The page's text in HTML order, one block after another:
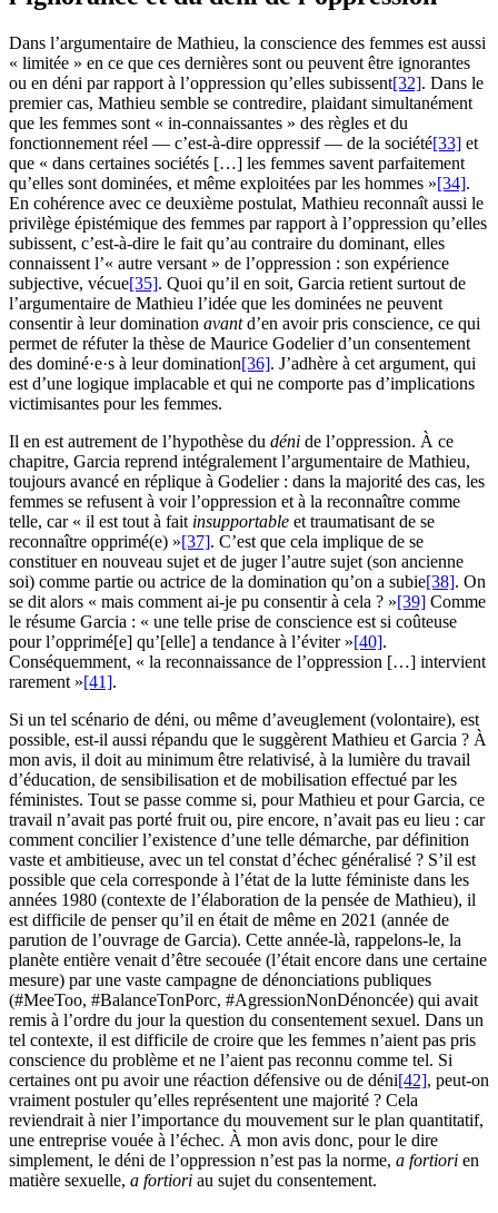
Dans l’argumentaire de Mathieu, la conscience des femmes est aussi
« limitée » en ce que ces dernières sont ou peuvent être ignorantes
ou en déni par rapport à l’oppression qu’elles subissent[32]. Dans le
premier cas, Mathieu semble se contredire, plaidant simultanément
que les femmes sont « in-connaissantes » des règles et du
fonctionnement réel — c’est-à-dire oppressif — de la société[33] et
que « dans certaines sociétés […] les femmes savent parfaitement
qu’elles sont dominées, et même exploitées par les hommes »[34].
En cohérence avec ce deuxième postulat, Mathieu reconnaît aussi le
privilège épistémique des femmes par rapport à l’oppression qu’elles
subissent, c’est-à-dire le fait qu’au contraire du dominant, elles
connaissent l’« autre versant » de l’oppression : son expérience
subjective, vécue[35]. Quoi qu’il en soit, Garcia retient surtout de
l’argumentaire de Mathieu l’idée que les dominées ne peuvent
consentir à leur domination avantd’en avoir pris conscience, ce qui
permet de réfuter la thèse de Maurice Godelier d’un consentement
des dominé·e·s à leur domination[36]. J’adhère à cet argument, qui
est d’une logique implacable et qui ne comporte pas d’implications
victimisantes pour les femmes.
Il en est autrement de l’hypothèse du déni de l’oppression. À ce
chapitre, Garcia reprend intégralement l’argumentaire de Mathieu,
toujours avancé en réplique à Godelier : dans la majorité des cas, les
femmes se refusent à voir l’oppression et à la reconnaître comme
telle, car « il est tout à fait insupportable et traumatisant de se
reconnaître opprimé(e) »[37]. C’est que cela implique de se
constituer en nouveau sujet et de juger l’autre sujet (son ancienne
soi) comme partie ou actrice de la domination qu’on a subie[38]. On
se dit alors « mais comment ai-je pu consentir à cela ? »[39] Comme
le résume Garcia : « une telle prise de conscience est si coûteuse
pour l’opprimé[e] qu’[elle] a tendance à l’éviter »[40].
Conséquemment, « la reconnaissance de l’oppression […] intervient
rarement »[41].
Si un tel scénario de déni, ou même d’aveuglement (volontaire), est
possible, est-il aussi répandu que le suggèrent Mathieu et Garcia ? À
mon avis, il doit au minimum être relativisé, à la lumière du travail
d’éducation, de sensibilisation et de mobilisation effectué par les
féministes. Tout se passe comme si, pour Mathieu et pour Garcia, ce
travail n’avait pas porté fruit ou, pire encore, n’avait pas eu lieu : car
comment concilier l’existence d’une telle démarche, par définition
vaste et ambitieuse, avec un tel constat d’échec généralisé ? S’il est
possible que cela corresponde à l’état de la lutte féministe dans les
années 1980 (contexte de l’élaboration de la pensée de Mathieu), il
est difficile de penser qu’il en était de même en 2021 (année de
parution de l’ouvrage de Garcia). Cette année-là, rappelons-le, la
planète entière venait d’être secouée (l’était encore dans une certaine
mesure) par une vaste campagne de dénonciations publiques
(#MeeToo, #BalanceTonPorc, #AgressionNonDénoncée) qui avait
remis à l’ordre du jour la question du consentement sexuel. Dans un
tel contexte, il est difficile de croire que les femmes n’aient pas pris
conscience du problème et ne l’aient pas reconnu comme tel. Si
certaines ont pu avoir une réaction défensive ou de déni[42], peut-on
vraiment postuler qu’elles représentent une majorité ? Cela
reviendrait à nier l’importance du mouvement sur le plan quantitatif,
une entreprise vouée à l’échec. À mon avis donc, pour le dire
simplement, le déni de l’oppression n’est pas la norme, a fortiori en
matière sexuelle, a fortiori au sujet du consentement.